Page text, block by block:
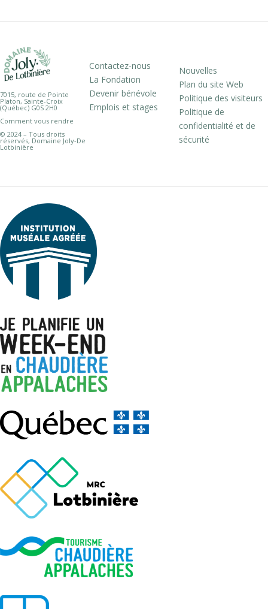
7015, route de Pointe
Platon, Sainte-Croix
(Québec) G0S 2H0
Comment vous rendre
© 2024 – Tous droits
réservés, Domaine Joly-De
Lotbinière
Contactez-nous
La Fondation
Devenir bénévole
Emplois et stages
Nouvelles
Plan du site Web
Politique des visiteurs
Politique de
confidentialité et de
sécurité